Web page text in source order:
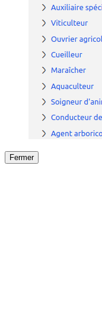
Fermer